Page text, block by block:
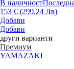
В наличност
153 € (299,24 Лв)
Добави
Добави
други варианти
Премиум
YAMAZAKI